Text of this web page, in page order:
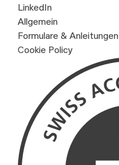
LinkedIn
Allgemein
Formulare & Anleitungen
Cookie Policy